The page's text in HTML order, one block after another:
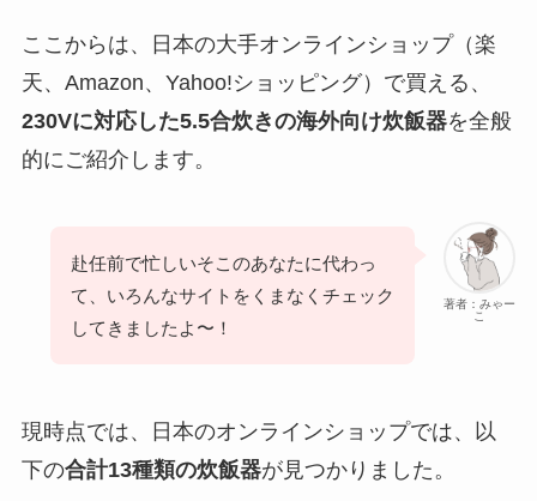
ここからは、日本の大手オンラインショップ（楽
天、Amazon、Yahoo!ショッピング）で買える、
230Vに対応した5.5合炊きの海外向け炊飯器を全般
的にご紹介します。
著者：みゃー
こ
赴任前で忙しいそこのあなたに代わっ
て、いろんなサイトをくまなくチェック
してきましたよ〜！
現時点では、日本のオンラインショップでは、以
下の合計13種類の炊飯器が見つかりました。